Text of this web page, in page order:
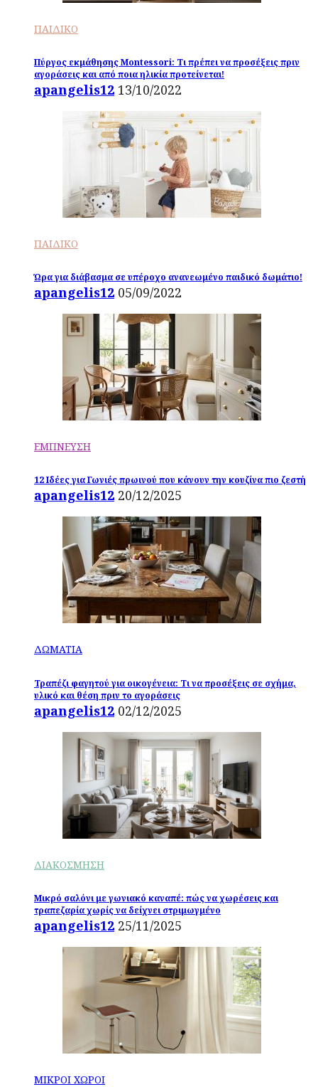
ΠΑΙΔΙΚΟ
Πύργος εκμάθησης Montessori: Τι πρέπει να προσέξεις πριν
αγοράσεις και από ποια ηλικία προτείνεται!
apangelis12 13/10/2022
ΠΑΙΔΙΚΟ
Ώρα για διάβασμα σε υπέροχο ανανεωμένο παιδικό δωμάτιο!
apangelis12 05/09/2022
ΕΜΠΝΕΥΣΗ
12 Ιδέες για Γωνιές πρωινού που κάνουν την κουζίνα πιο ζεστή
apangelis12 20/12/2025
ΔΩΜΑΤΙΑ
Τραπέζι φαγητού για οικογένεια: Τι να προσέξεις σε σχήμα,
υλικό και θέση πριν το αγοράσεις
apangelis12 02/12/2025
ΔΙΑΚΟΣΜΗΣΗ
Μικρό σαλόνι με γωνιακό καναπέ: πώς να χωρέσεις και
τραπεζαρία χωρίς να δείχνει στριμωγμένο
apangelis12 25/11/2025
ΜΙΚΡΟΙ ΧΩΡΟΙ